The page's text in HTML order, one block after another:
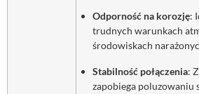
Odporność na korozję:
trudnych warunkach
środowiskach
Stabilność połączenia:
zapobiega poluzowaniu